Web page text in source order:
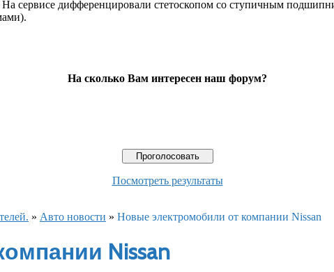
сервисе дифференцировали стетоскопом со ступичным
На сколько Вам интересен наш форум?
Посмотреть результаты
» Авто новости » Новые электромобили от компании Nissan
Nissan